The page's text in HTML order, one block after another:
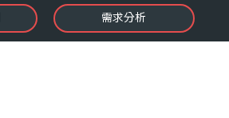
最新消息
錠嵂焦點
需求分析